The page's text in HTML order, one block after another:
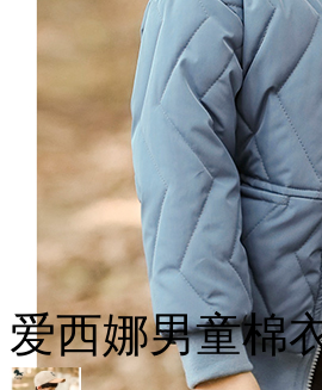
爱西娜男童棉